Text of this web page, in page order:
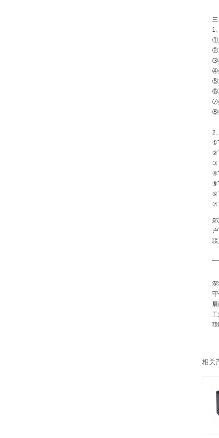
1
①
②
③
④
⑤
⑥
⑦
⑧
2
联
深
联
相关